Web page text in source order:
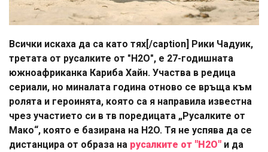
Всички искаха да са като тях[/caption] Рики Чадуик,
третата от русалките от "H2O", e 27-годишната
южноафриканка Кариба Хайн. Участва в редица
сериали, но миналата година отново се връща към
ролята и героинята, която са я направила известна
чрез участието си в тв поредицата „Русалките от
Мако“, която е базирана на H2O. Тя не успява да се
дистанцира от образа на русалките от "H2O" и да